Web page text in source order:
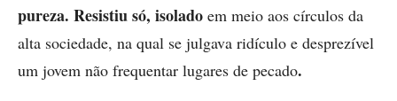
pureza. Resistiu só, isolado em meio aos círculos da
alta sociedade, na qual se julgava ridículo e desprezível
um jovem não frequentar lugares de pecado.